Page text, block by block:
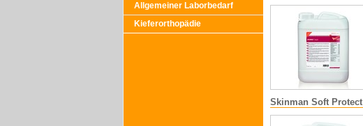
Allgemeiner Laborbedarf
Kieferorthopädie
Skinman Soft Protect